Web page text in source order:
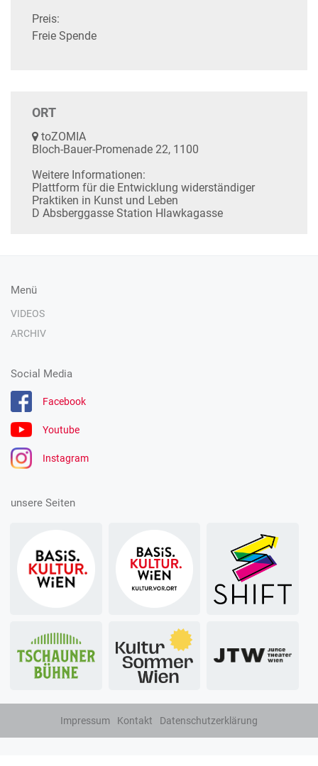
Preis:
Freie Spende
ORT
toZOMIA
Bloch-Bauer-Promenade 22, 1100
Weitere Informationen:
Plattform für die Entwicklung widerständiger
Praktiken in Kunst und Leben
D Absberggasse Station Hlawkagasse
Menü
VIDEOS
ARCHIV
Social Media
Facebook
Youtube
Instagram
unsere Seiten
Impressum Kontakt Datenschutzerklärung